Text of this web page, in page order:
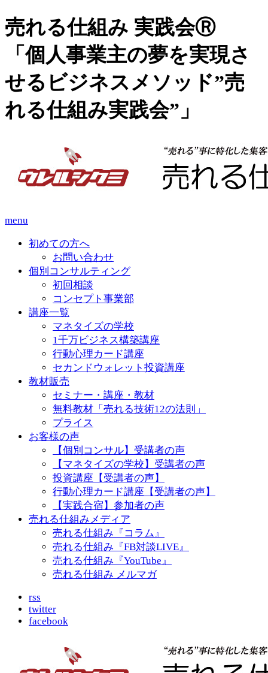
売れる仕組み 実践会Ⓡ
「個人事業主の夢を実現さ
せるビジネスメソッド”売
れる仕組み実践会”」
menu
初めての方へ
お問い合わせ
個別コンサルティング
初回相談
コンセプト事業部
講座一覧
マネタイズの学校
1千万ビジネス構築講座
行動心理カード講座
セカンドウォレット投資講座
教材販売
セミナー・講座・教材
無料教材「売れる技術12の法則」
プライス
お客様の声
【個別コンサル】受講者の声
【マネタイズの学校】受講者の声
投資講座【受講者の声】
行動心理カード講座【受講者の声】
【実践合宿】参加者の声
売れる仕組みメディア
売れる仕組み『コラム』
売れる仕組み『FB対談LIVE』
売れる仕組み『YouTube』
売れる仕組み メルマガ
rss
twitter
facebook